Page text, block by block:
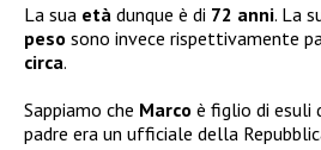
La sua età dunque è di 72 anni. La
peso sono invece rispettivamente
circa.
Sappiamo che Marco è figlio di esuli
padre era un ufficiale della